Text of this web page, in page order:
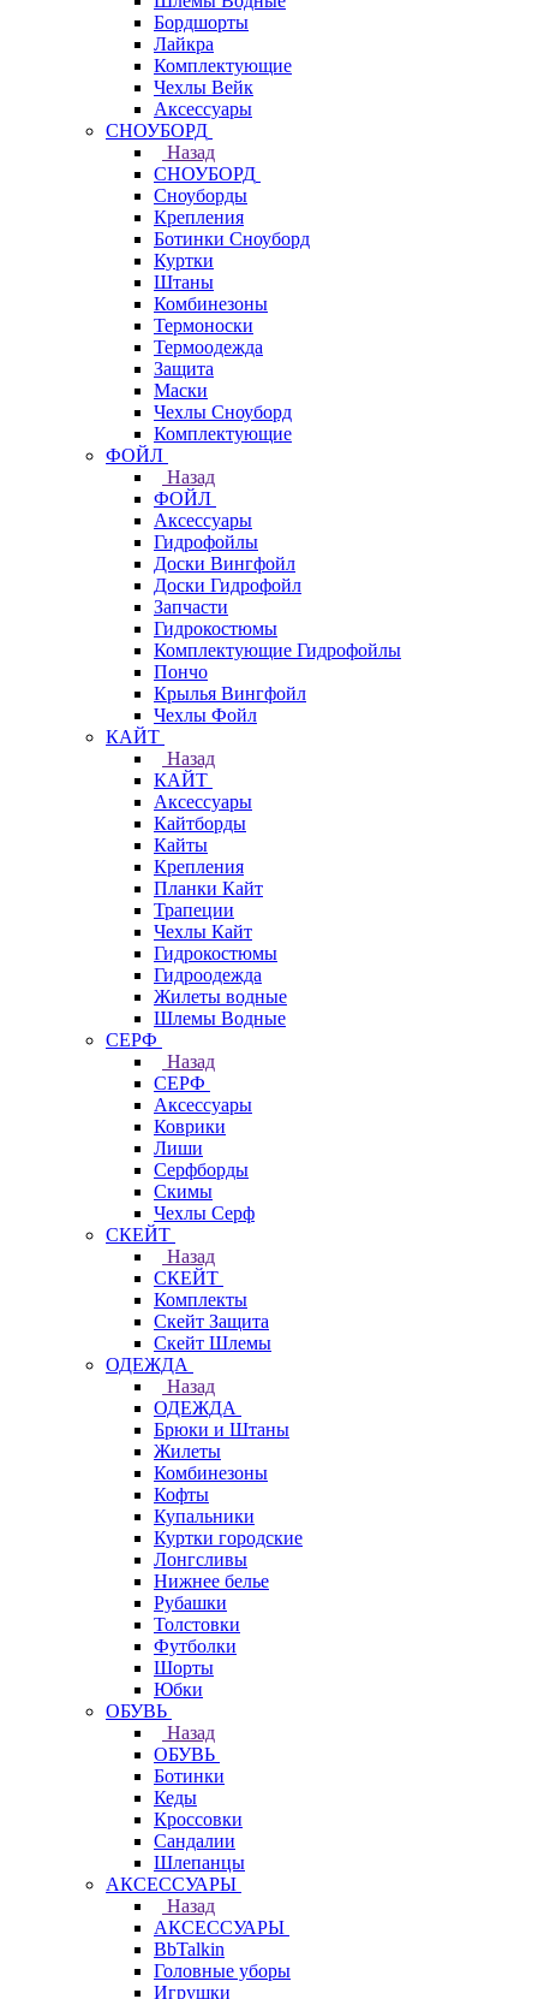
Бордшорты
Лайкра
Комплектующие
Чехлы Вейк
Аксессуары
СНОУБОРД
Назад
СНОУБОРД
Сноуборды
Крепления
Ботинки Сноуборд
Куртки
Штаны
Комбинезоны
Термоноски
Термоодежда
Защита
Маски
Чехлы Сноуборд
Комплектующие
ФОЙЛ
Назад
ФОЙЛ
Аксессуары
Гидрофойлы
Доски Вингфойл
Доски Гидрофойл
Запчасти
Гидрокостюмы
Комплектующие Гидрофойлы
Пончо
Крылья Вингфойл
Чехлы Фойл
КАЙТ
Назад
КАЙТ
Аксессуары
Кайтборды
Кайты
Крепления
Планки Кайт
Трапеции
Чехлы Кайт
Гидрокостюмы
Гидроодежда
Жилеты водные
Шлемы Водные
СЕРФ
Назад
СЕРФ
Аксессуары
Коврики
Лиши
Серфборды
Скимы
Чехлы Cерф
СКЕЙТ
Назад
СКЕЙТ
Комплекты
Скейт Защита
Скейт Шлемы
ОДЕЖДА
Назад
ОДЕЖДА
Брюки и Штаны
Жилеты
Комбинезоны
Кофты
Купальники
Куртки городские
Лонгсливы
Нижнее белье
Рубашки
Толстовки
Футболки
Шорты
Юбки
ОБУВЬ
Назад
ОБУВЬ
Ботинки
Кеды
Кроссовки
Сандалии
Шлепанцы
АКСЕССУАРЫ
Назад
АКСЕССУАРЫ
BbTalkin
Головные уборы
Игрушки